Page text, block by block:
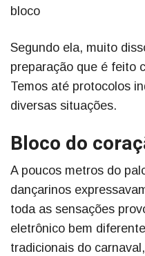
bloco
Segundo ela, muito
preparação que é feito
Temos até protocolos
diversas situações.
Bloco do
A poucos metros do
dançarinos
toda as sensações
eletrônico bem
tradicionais do